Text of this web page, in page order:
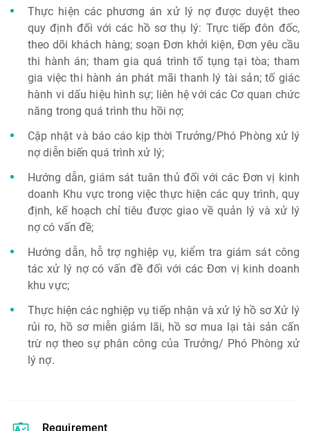
Thực hiện các phương án xử lý nợ được duyệt theo
quy định đối với các hồ sơ thụ lý: Trực tiếp đôn đốc,
theo dõi khách hàng; soạn Đơn khởi kiện, Đơn yêu cầu
thi hành án; tham gia quá trình tố tụng tại tòa; tham
gia việc thi hành án phát mãi thanh lý tài sản; tố giác
hành vi dấu hiệu hình sự; liên hệ với các Cơ quan chức
năng trong quá trình thu hồi nợ;
Cập nhật và báo cáo kịp thời Trưởng/Phó Phòng xử lý
nợ diễn biến quá trình xử lý;
Hướng dẫn, giám sát tuân thủ đối với các Đơn vị kinh
doanh Khu vực trong việc thực hiện các quy trình, quy
định, kế hoạch chỉ tiêu được giao về quản lý và xử lý
nợ có vấn đề;
Hướng dẫn, hỗ trợ nghiệp vụ, kiểm tra giám sát công
tác xử lý nợ có vấn đề đối với các Đơn vị kinh doanh
khu vực;
Thực hiện các nghiệp vụ tiếp nhận và xử lý hồ sơ Xử lý
rủi ro, hồ sơ miễn giảm lãi, hồ sơ mua lại tài sản cấn
trừ nợ theo sự phân công của Trưởng/ Phó Phòng xử
lý nợ.
Requirement